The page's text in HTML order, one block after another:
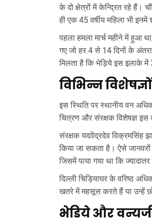
के दो क्षेत्रों में केन्द्रित रहे हैं।
ही एक 45 वर्षीय महिला भी इनमें
पहला हमला मार्च महीने में हुआ
गए जो हर 4 से 14 दिनों के
मिलता है कि भेड़िये इस इलाके में
विभिन्न
इस स्थिति पर स्थानीय वन
चित्रण और संरक्षक विशेषज्ञ
संरक्षक यदवेंद्रदेव विक्रमसिंह
किया जा सकता है। ऐसे
जिसमें पाया गया था कि
दिल्ली चिड़ियाघर के वरिष्ठ
खतरे में महसूस करते हैं या उन्हें
भेड़िये और